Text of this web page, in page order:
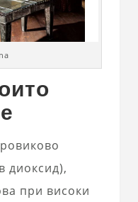
диоксид),
при високи